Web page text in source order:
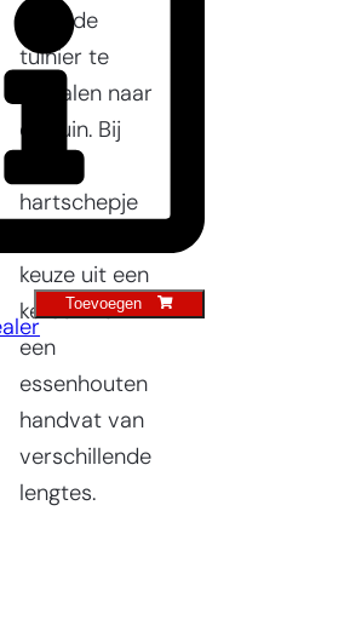
Toevoegen
voor de
tuinier te
vertalen naar
de tuin. Bij
hartschepje
keuze uit een
kersen- of
een
essenhouten
handvat van
verschillende
lengtes.